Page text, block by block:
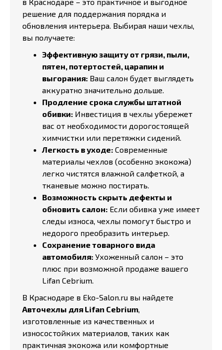
решение для поддержания порядка и
обновления интерьера. Выбирая наши чехлы,
вы получаете:
Эффективную защиту от грязи, пыли,
пятен, потертостей, царапин и
выгорания: Ваш салон будет выглядеть
аккуратно значительно дольше.
Продление срока службы штатной
обивки: Инвестиция в чехлы убережет
вас от необходимости дорогостоящей
химчистки или перетяжки сидений.
Легкость в уходе: Современные
материалы чехлов (особенно экокожа)
легко чистятся влажной салфеткой, а
тканевые можно постирать.
Возможность скрыть дефекты и
обновить салон: Если обивка уже имеет
следы износа, чехлы помогут быстро и
недорого преобразить интерьер.
Сохранение товарного вида
автомобиля: Ухоженный салон – это
плюс при возможной продаже вашего
Lifan Cebrium.
В Краснодаре в Eko-Salon.ru вы найдете
Авточехлы для Lifan Cebrium,
изготовленные из качественных и
износостойких материалов, таких как
практичная экокожа или комфортные